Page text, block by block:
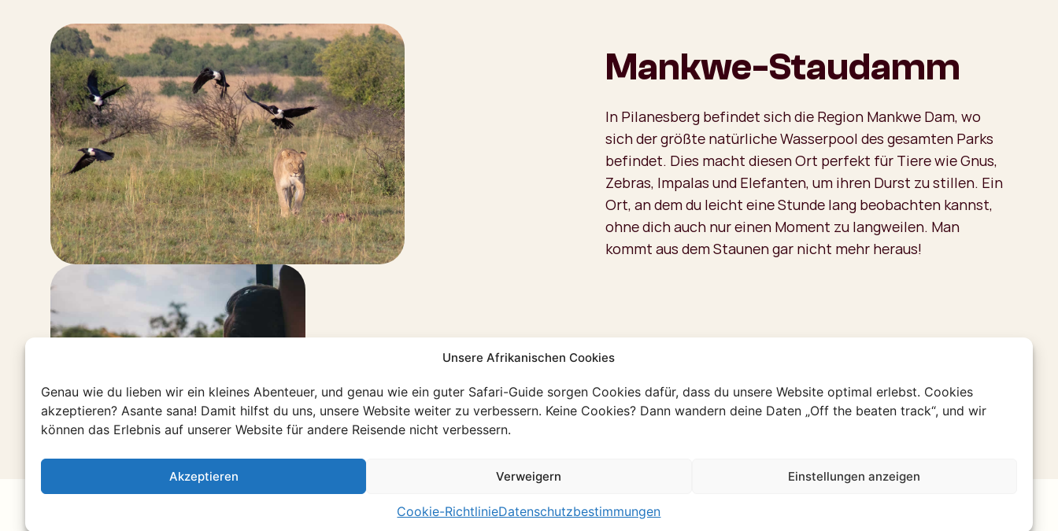
Unsere Afrikanischen Cookies
Genau wie du lieben wir ein kleines Abenteuer, und genau wie ein guter Safari-Guide sorgen Cookies dafür, dass du unsere Website optimal erlebst. Cookies
akzeptieren? Asante sana! Damit hilfst du uns, unsere Website weiter zu verbessern. Keine Cookies? Dann wandern deine Daten „Off the beaten track“, und wir
können das Erlebnis auf unserer Website für andere Reisende nicht verbessern.
Akzeptieren Verweigern Einstellungen anzeigen
Cookie-RichtlinieDatenschutzbestimmungen
Mankwe-Staudamm
In Pilanesberg befindet sich die Region Mankwe Dam, wo
sich der größte natürliche Wasserpool des gesamten Parks
befindet. Dies macht diesen Ort perfekt für Tiere wie Gnus,
Zebras, Impalas und Elefanten, um ihren Durst zu stillen. Ein
Ort, an dem du leicht eine Stunde lang beobachten kannst,
ohne dich auch nur einen Moment zu langweilen. Man
kommt aus dem Staunen gar nicht mehr heraus!